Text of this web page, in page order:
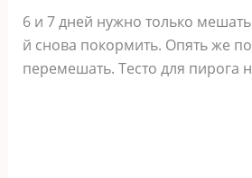
6 и 7 дней нужно только мешать
й снова покормить. Опять же по
перемешать. Тесто для пирога